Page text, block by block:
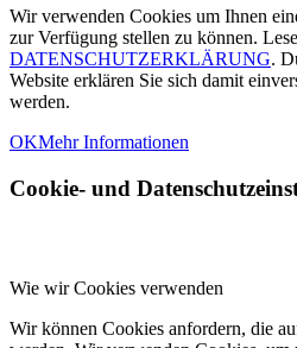
Wir verwenden Cookies um Ihnen
zur Verfügung stellen zu können.
DATENSCHUTZERKLÄRUNG.
Website erklären Sie sich damit
werden.
OKMehr Informationen
Cookie- und
Wie wir Cookies verwenden
Wir können Cookies anfordern, die